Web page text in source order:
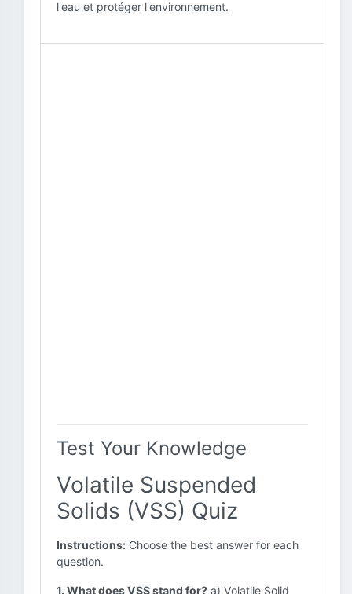
l'eau et protéger l'environnement.
Test Your Knowledge
Volatile Suspended
Solids (VSS) Quiz
Instructions: Choose the best answer for each
question.
1. What does VSS stand for? a) Volatile Solid